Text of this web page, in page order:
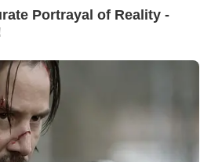
Daftar
Karier
Disclaimer
cipta dilindungi Undang-undang.